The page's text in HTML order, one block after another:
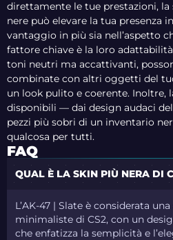
direttamente le tue prestazioni, la
nere può elevare la tua presenza
vantaggio in più sia nell’aspetto
fattore chiave è la loro
toni neutri ma accattivanti,
combinate con altri oggetti del
un look pulito e coerente. Inoltre,
disponibili — dai design audaci
pezzi più sobri di un inventario
qualcosa per tutti.
FAQ
QUAL È LA SKIN PIÙ NERA DI
L’AK-47 | Slate è considerata
minimaliste di CS2, con un
che enfatizza la semplicità e